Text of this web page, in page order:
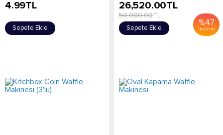
4.99TL
Sepete Ekle
%47
İndirim
26,520.00TL
50,000.00TL
Sepete Ekle